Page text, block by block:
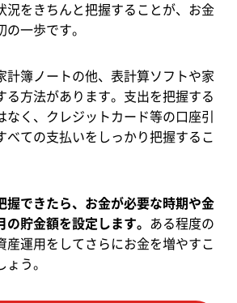
況をきちんと把握することが、お金
一歩です。
計簿ノートの他、表計算ソフトや家
る方法があります。支出を把握する
なく、クレジットカード等の口座引
べての支払いをしっかり把握するこ
握できたら、お金が必要な時期や金
貯金額を設定します。 ある程度の
産運用をしてさらにお金を増やすこ
う。